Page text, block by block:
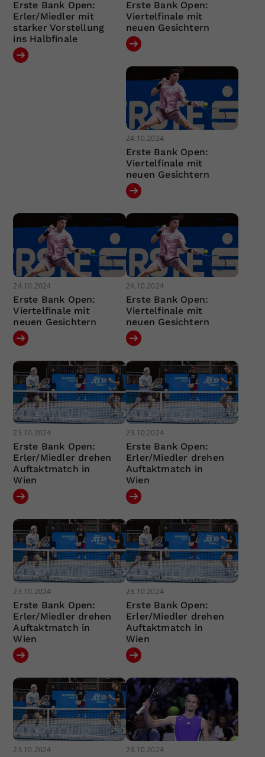
Erste Bank Open:
Erler/Miedler mit
starker Vorstellung
ins Halbfinale
Erste Bank Open:
Viertelfinale mit
neuen Gesichtern
24.10.2024
Erste Bank Open:
Viertelfinale mit
neuen Gesichtern
24.10.2024
Erste Bank Open:
Viertelfinale mit
neuen Gesichtern
24.10.2024
Erste Bank Open:
Viertelfinale mit
neuen Gesichtern
23.10.2024
Erste Bank Open:
Erler/Miedler drehen
Auftaktmatch in
Wien
23.10.2024
Erste Bank Open:
Erler/Miedler drehen
Auftaktmatch in
Wien
23.10.2024
Erste Bank Open:
Erler/Miedler drehen
Auftaktmatch in
Wien
23.10.2024
Erste Bank Open:
Erler/Miedler drehen
Auftaktmatch in
Wien
23.10.2024 23.10.2024